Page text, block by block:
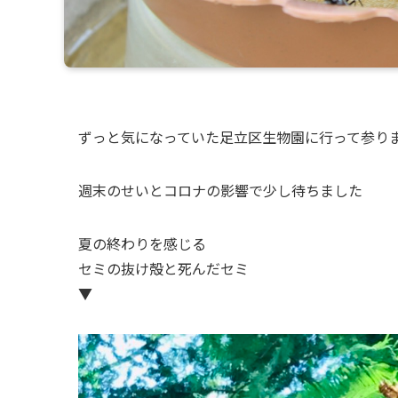
ずっと気になっていた足立区生物園に行って参り
週末のせいとコロナの影響で少し待ちました
夏の終わりを感じる
セミの抜け殻と死んだセミ
▼